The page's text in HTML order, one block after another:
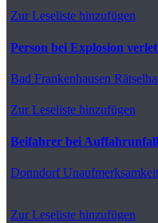
Zur Leseliste hinzufügen
Person bei Explosion
Bad Frankenhausen
Zur Leseliste hinzufügen
Beifahrer bei
Donndorf
Zur Leseliste hinzufügen